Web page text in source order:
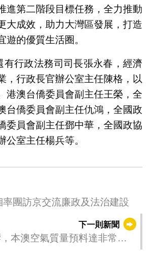
進第二階段目標任務，全力推動
大成效，助力大灣區發展，打造
遊的優質生活圈。
有行政法務司司長張永春，經濟
，行政長官辦公室主任陳格，以
港澳台僑委員會副主任王榮，全
台僑委員會副主任仇鴻，全國政
委員會副主任鄧中華，全國政協
公室主任楊兵等。
率團訪京交流廉政及法治建設
下一則新聞
本澳空氣質量預料達非常不